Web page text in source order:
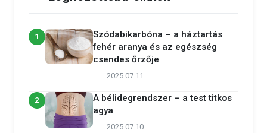
1
Szódabikarbóna – a háztartás
fehér aranya és az egészség
csendes őrzője
2025.07.11
2
A bélidegrendszer – a test titkos
agya
2025.07.10